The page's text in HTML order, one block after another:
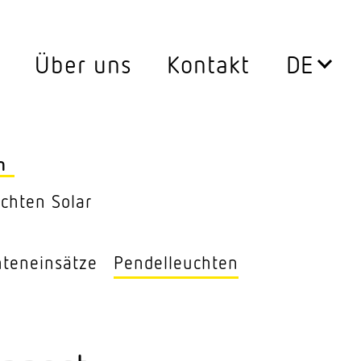
LED Leuch­ten­ein­sätze
Über uns Kontakt
Solar
Pendel­leuchten